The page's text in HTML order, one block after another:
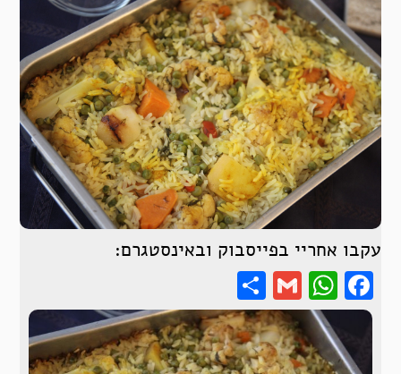
עקבו אחריי בפייסבוק ובאינסטגרם:
Facebook
WhatsApp
Gmail